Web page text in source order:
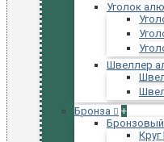
Уголок
Швеллер
Бронза
+
Бронзовый